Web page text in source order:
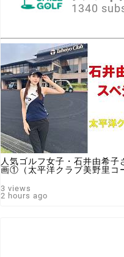
1340
人気ゴルフ女子・石井由希子
画①（太平洋クラブ美野里
画 ♯スマイルゴルフ
3 views
2 hours ago